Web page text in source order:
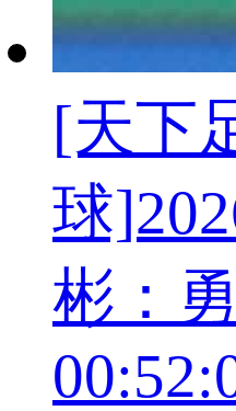
[天下
球
彬：